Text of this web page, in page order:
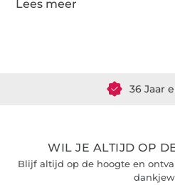
36 Jaar
WIL JE ALTIJD OP
Blijf altijd op de hoogte en